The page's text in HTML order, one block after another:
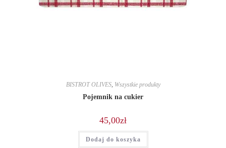
BISTROT OLIVES, Wszystkie produkty
Pojemnik na cukier
45,00zł
Dodaj do koszyka